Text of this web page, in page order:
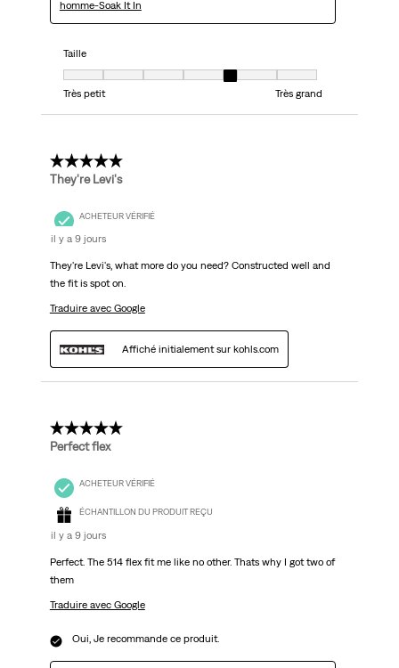
homme-Soak It In
Taille
Taille, 5 sur 7, où 1 est égal à Très petit et 7 est égal à Très grand
Très petit
Très grand
5 étoile(s) sur 5.
They're Levi's
ACHETEUR VÉRIFIÉ
il y a 9 jours
They're Levi's, what more do you need? Constructed well and
the fit is spot on.
Traduire avec Google
Affiché initialement sur kohls.com
5 étoile(s) sur 5.
Perfect flex
ACHETEUR VÉRIFIÉ
ÉCHANTILLON DU PRODUIT REÇU
il y a 9 jours
Perfect. The 514 flex fit me like no other. Thats why I got two of
them
Traduire avec Google
Oui, Je recommande ce produit.